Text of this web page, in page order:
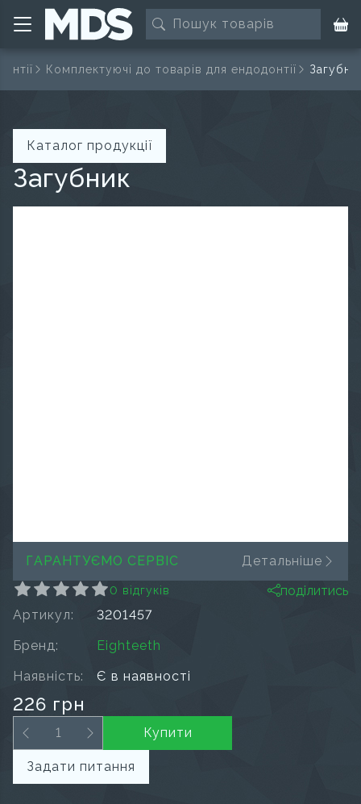
Комплектуючі до товарів для ендодонтії
Каталог продукції
Загубник
ГАРАНТУЄМО СЕРВІС Детальніше
0 відгуків
поділитись
Артикул:
3201457
Бренд:
Eighteeth
Наявність:
Є в наявності
226 грн
Купити
Задати питання